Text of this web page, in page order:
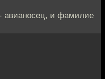
авианосец, и фамилие